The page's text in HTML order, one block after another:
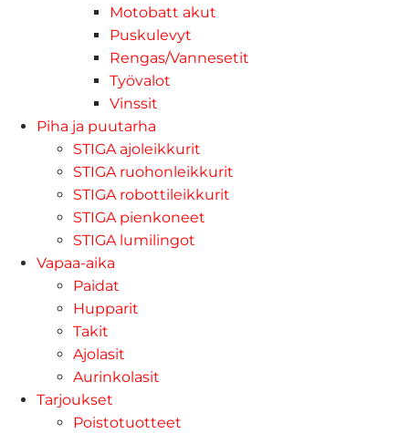
Motobatt akut
Puskulevyt
Rengas/Vannesetit
Työvalot
Vinssit
Piha ja puutarha
STIGA ajoleikkurit
STIGA ruohonleikkurit
STIGA robottileikkurit
STIGA pienkoneet
STIGA lumilingot
Vapaa-aika
Paidat
Hupparit
Takit
Ajolasit
Aurinkolasit
Tarjoukset
Poistotuotteet